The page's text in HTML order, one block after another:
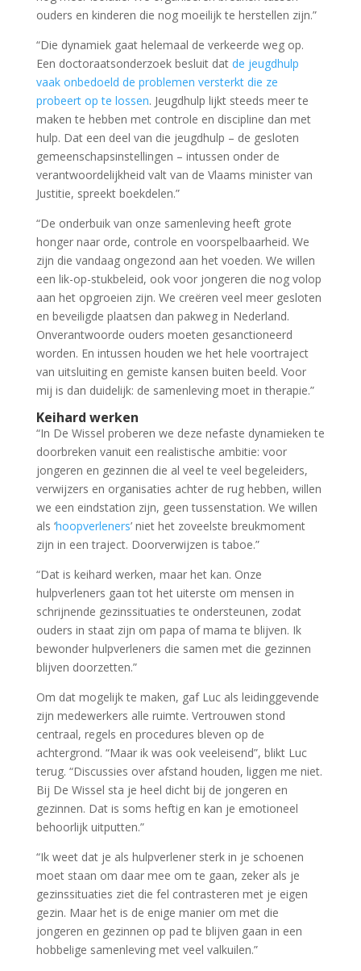
ouders en kinderen die nog moeilijk te herstellen zijn.”
“Die dynamiek gaat helemaal de verkeerde weg op.
Een doctoraatsonderzoek besluit dat de jeugdhulp
vaak onbedoeld de problemen versterkt die ze
probeert op te lossen. Jeugdhulp lijkt steeds meer te
maken te hebben met controle en discipline dan met
hulp. Dat een deel van die jeugdhulp – de gesloten
gemeenschapsinstellingen – intussen onder de
verantwoordelijkheid valt van de Vlaams minister van
Justitie, spreekt boekdelen.”
“De onderbuik van onze samenleving heeft grote
honger naar orde, controle en voorspelbaarheid. We
zijn die vandaag ongezond aan het voeden. We willen
een lik-op-stukbeleid, ook voor jongeren die nog volop
aan het opgroeien zijn. We creëren veel meer gesloten
en beveiligde plaatsen dan pakweg in Nederland.
Onverantwoorde ouders moeten gesanctioneerd
worden. En intussen houden we het hele voortraject
van uitsluiting en gemiste kansen buiten beeld. Voor
mij is dan duidelijk: de samenleving moet in therapie.”
Keihard werken
“In De Wissel proberen we deze nefaste dynamieken te
doorbreken vanuit een realistische ambitie: voor
jongeren en gezinnen die al veel te veel begeleiders,
verwijzers en organisaties achter de rug hebben, willen
we een eindstation zijn, geen tussenstation. We willen
als ‘hoopverleners’ niet het zoveelste breukmoment
zijn in een traject. Doorverwijzen is taboe.”
“Dat is keihard werken, maar het kan. Onze
hulpverleners gaan tot het uiterste om mensen in
schrijnende gezinssituaties te ondersteunen, zodat
ouders in staat zijn om papa of mama te blijven. Ik
bewonder hulpverleners die samen met die gezinnen
blijven doorzetten.”
Om dat mogelijk te maken, gaf Luc als leidinggevende
zijn medewerkers alle ruimte. Vertrouwen stond
centraal, regels en procedures bleven op de
achtergrond. “Maar ik was ook veeleisend”, blikt Luc
terug. “Discussies over afstand houden, liggen me niet.
Bij De Wissel sta je heel dicht bij de jongeren en
gezinnen. Dat is soms heftig en kan je emotioneel
behoorlijk uitputten.”
“Ik weet dat je als hulpverlener sterk in je schoenen
moet staan om daar mee om te gaan, zeker als je
gezinssituaties ziet die fel contrasteren met je eigen
gezin. Maar het is de enige manier om met die
jongeren en gezinnen op pad te blijven gaan in een
hobbelige samenleving met veel valkuilen.”